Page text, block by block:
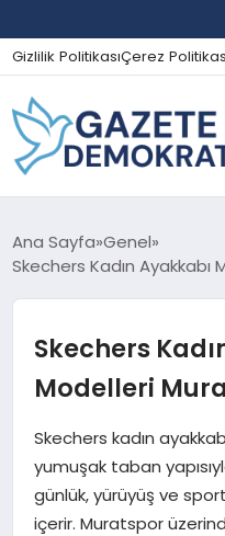
Gizlilik PolitikasıÇerez
GÜNDEM
SPOR
MAGAZIN
Ana Sayfa Genel
Skechers Kadın Ayakkabı
Skechers
Modelleri
Skechers kadın
yumuşak taban
günlük, yürüyüş ve
içerir. Muratspor